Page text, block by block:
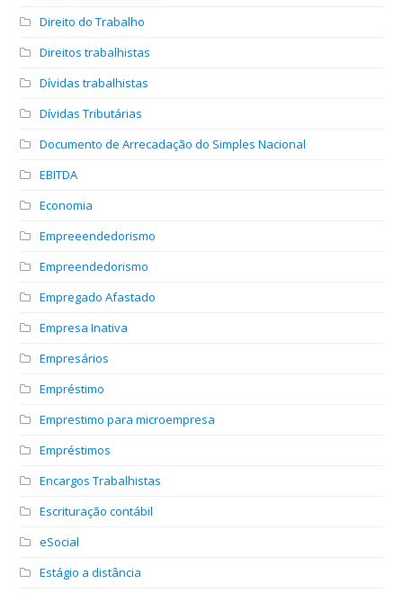
Direito do Trabalho
Direitos trabalhistas
Dívidas trabalhistas
Dívidas Tributárias
Documento de Arrecadação do Simples Nacional
EBITDA
Economia
Empreeendedorismo
Empreendedorismo
Empregado Afastado
Empresa Inativa
Empresários
Empréstimo
Emprestimo para microempresa
Empréstimos
Encargos Trabalhistas
Escrituração contábil
eSocial
Estágio a distância